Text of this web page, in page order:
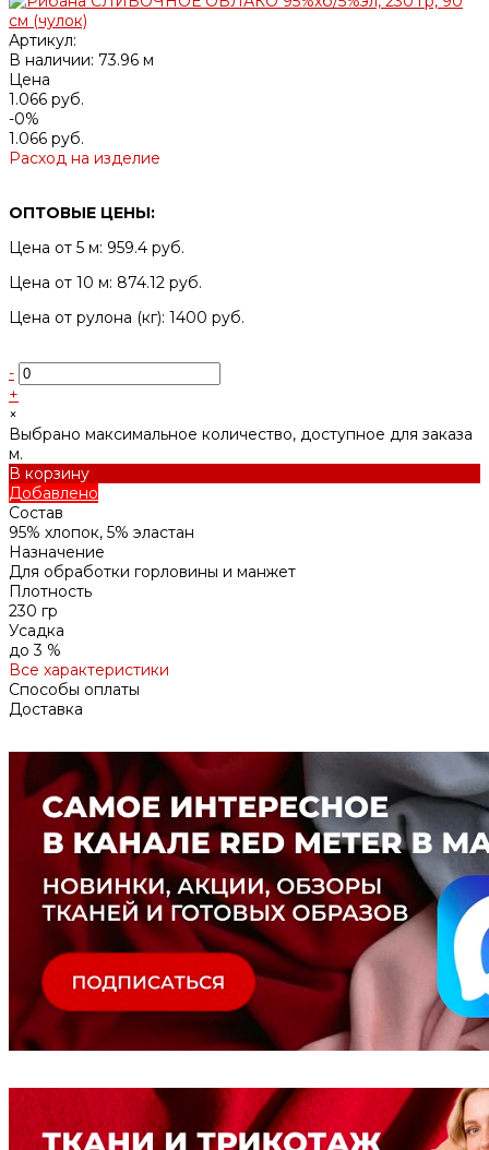
Артикул:
В наличии: 73.96 м
Цена
1.066 руб.
-0%
1.066 руб.
Расход на изделие
ОПТОВЫЕ ЦЕНЫ:
Цена от 5 м: 959.4 руб.
Цена от 10 м: 874.12 руб.
Цена от рулона (кг): 1400 руб.
-
+
×
Выбрано максимальное количество, доступное для заказа
м.
В корзину
Добавлено
Состав
95% хлопок, 5% эластан
Назначение
Для обработки горловины и манжет
Плотность
230 гр
Усадка
до 3 %
Все характеристики
Способы оплаты
Доставка